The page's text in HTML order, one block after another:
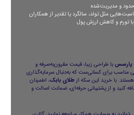
و مدیریت‌شده
مثل تولد، سالگرد یا تقدیر از همکاران
با تورم و کاهش ارزش پول
با طراحی زیبا، قیمت مقرون‌به‌صرفه و
مناسب برای کسانی‌ست که به‌دنبال سرمایه‌گذاری
با خرید این سکه ازطلای بابک، اطمینان
کنید و از پشتیبانی حرفه‌ای، ضمانت اصالت و